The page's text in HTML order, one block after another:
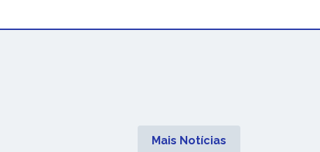
Mais Notícias